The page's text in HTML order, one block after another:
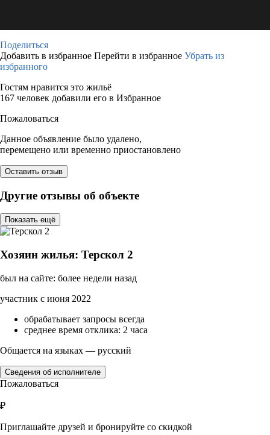
Поделиться
Добавить в избранное Перейти в избранное Убрать из
избранного
Гостям нравится это жильё
167 человек добавили его в Избранное
Пожаловаться
Данное объявление было удалено,
перемещено или временно приостановлено
Оставить отзыв
Другие отзывы об объекте
Показать ещё
Хозяин жилья: Терскол 2
был на сайте: более недели назад
участник с июня 2022
обрабатывает запросы всегда
среднее время отклика: 2 часа
Общается на языках — русский
Сведения об исполнителе
Пожаловаться
₽
Приглашайте друзей и бронируйте со скидкой